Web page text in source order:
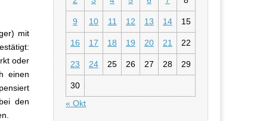
mit
oder
einen
den
9 10 11 12 13 14 15
16 17 18 19 20 21 22
23 24 25 26 27 28 29
30
« Okt